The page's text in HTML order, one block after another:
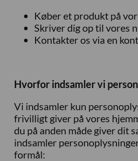
Køber et produkt på
Skriver dig op til vores
Kontakter os via en
Hvorfor indsamler vi
Vi indsamler kun
frivilligt giver på vores
du på anden måde giver dit
indsamler
formål: